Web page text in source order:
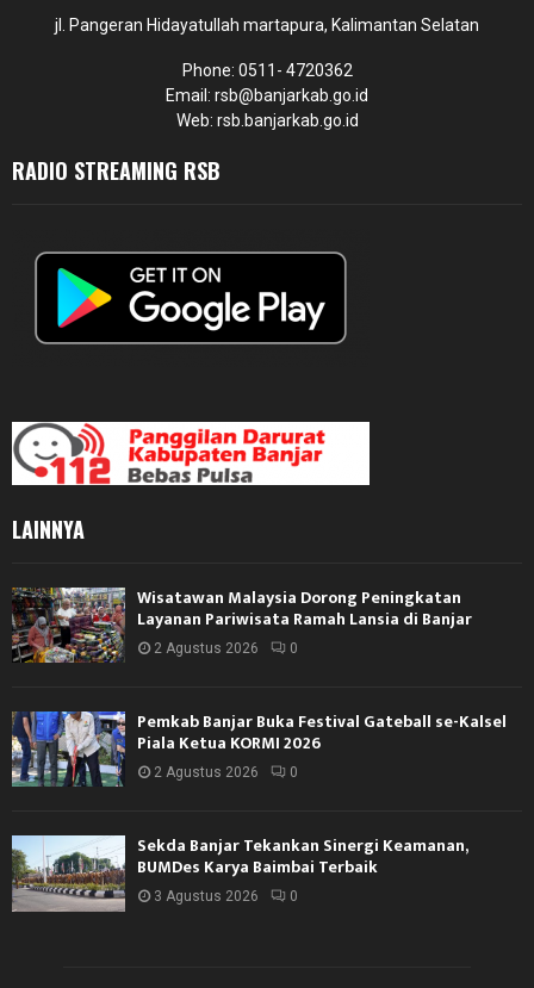
jl. Pangeran Hidayatullah martapura, Kalimantan Selatan
Phone: 0511- 4720362
Email: rsb@banjarkab.go.id
Web: rsb.banjarkab.go.id
RADIO STREAMING RSB
LAINNYA
Wisatawan Malaysia Dorong Peningkatan
Layanan Pariwisata Ramah Lansia di Banjar
2 Agustus 2026 0
Pemkab Banjar Buka Festival Gateball se-Kalsel
Piala Ketua KORMI 2026
2 Agustus 2026 0
Sekda Banjar Tekankan Sinergi Keamanan,
BUMDes Karya Baimbai Terbaik
3 Agustus 2026 0